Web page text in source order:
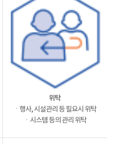
위탁
ㆍ행사, 시설관리 등 필요시 위탁
ㆍ시스템 등의 관리 위탁